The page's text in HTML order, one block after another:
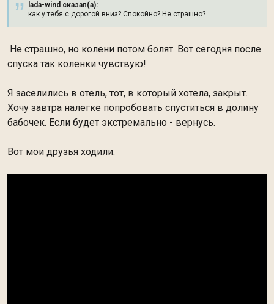
lada-wind сказал(а):
как у тебя с дорогой вниз? Спокойно? Не страшно?
Не страшно, но колени потом болят. Вот сегодня после
спуска так коленки чувствую!
Я заселились в отель, тот, в который хотела, закрыт.
Хочу завтра налегке попробовать спуститься в долину
бабочек. Если будет экстремально - вернусь.
Вот мои друзья ходили: